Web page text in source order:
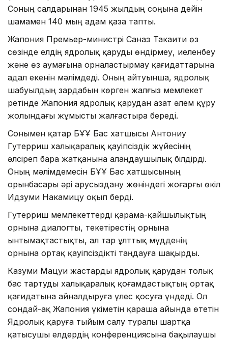
Соның салдарынан 1945 жылдың соңына дейін
шамамен 140 мың адам қаза тапты.
Жапония Премьер-министрі Санаэ Такаити өз
сөзінде елдің ядролық қаруды өндірмеу, иеленбеу
және өз аумағына орналастырмау қағидаттарына
адал екенін мәлімдеді. Оның айтуынша, ядролық
шабуылдың зардабын көрген жалғыз мемлекет
ретінде Жапония ядролық қарудан азат әлем құру
жолындағы жұмысты жалғастыра береді.
Сонымен қатар БҰҰ Бас хатшысы Антониу
Гутерриш халықаралық қауіпсіздік жүйесінің
әлсіреп бара жатқанына алаңдаушылық білдірді.
Оның мәлімдемесін БҰҰ Бас хатшысының
орынбасары әрі Қарусыздану жөніндегі жоғарғы өкіл
Идзуми Накамицу оқып берді.
Гутерриш мемлекеттерді қарама-қайшылықтың
орнына диалогты, текетірестің орнына
ынтымақтастықты, ал тар ұлттық мүдденің
орнына ортақ қауіпсіздікті таңдауға шақырды.
Казуми Мацуи жастарды ядролық қарудан толық
бас тартуды халықаралық қоғамдастықтың ортақ
қағидатына айналдыруға үлес қосуға үндеді. Ол
сондай-ақ Жапония үкіметін қараша айында өтетін
Ядролық қаруға тыйым салу туралы шартқа
қатысушы елдердің конференциясына бақылаушы